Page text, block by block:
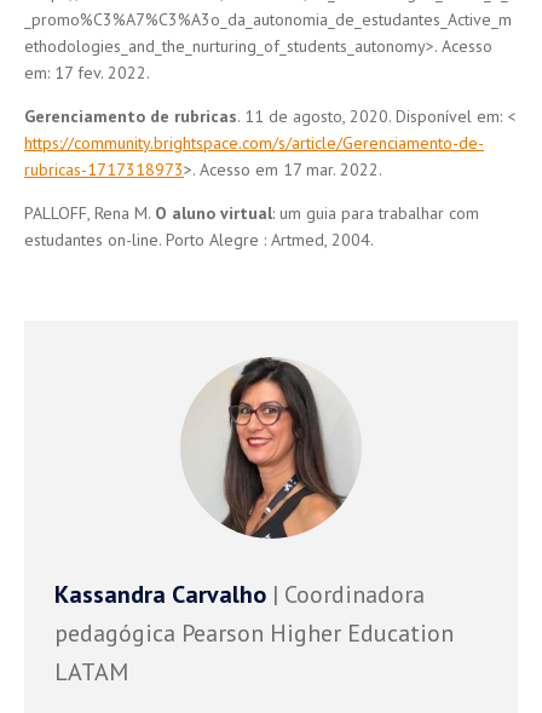
_promo%C3%A7%C3%A3o_da_autonomia_de_estudantes_Active_m
ethodologies_and_the_nurturing_of_students_autonomy>. Acesso
em: 17 fev. 2022.
Gerenciamento de rubricas. 11 de agosto, 2020. Disponível em: <
https://community.brightspace.com/s/article/Gerenciamento-de-
rubricas-1717318973>. Acesso em 17 mar. 2022.
PALLOFF, Rena M. O aluno virtual: um guia para trabalhar com
estudantes on-line. Porto Alegre : Artmed, 2004.
Kassandra Carvalho | Coordinadora
pedagógica Pearson Higher Education
LATAM